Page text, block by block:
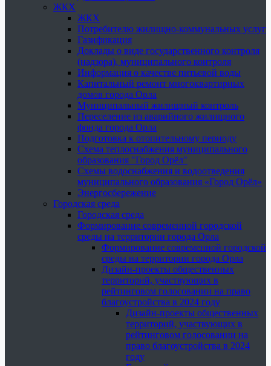
ЖКХ
ЖКХ
Потребителю жилищно-коммунальных услуг
Газификация
Доклады о виде государственного контроля
(надзора), муниципального контроля
Информация о качестве питьевой воды
Капитальный ремонт многоквартирных
домов города Орла
Муниципальный жилищный контроль
Переселение из аварийного жилищного
фонда города Орла
Подготовка к отопительному периоду
Схема теплоснабжения муниципального
образования "Город Орёл"
Схемы водоснабжения и водоотведения
муниципального образования «Город Орёл»
Энергосбережение
Городская среда
Городская среда
Формирование современной городской
среды на территории города Орла
Формирование современной городской
среды на территории города Орла
Дизайн-проекты общественных
территорий, участвующих в
рейтинговом голосовании на право
благоустройства в 2024 году
Дизайн-проекты общественных
территорий, участвующих в
рейтинговом голосовании на
право благоустройства в 2024
году